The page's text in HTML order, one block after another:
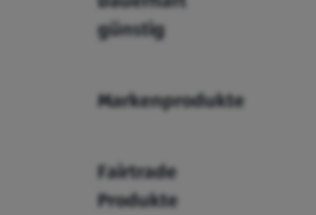
günstig
Markenprodukte
Fairtrade
Produkte